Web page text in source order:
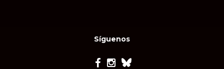
Síguenos